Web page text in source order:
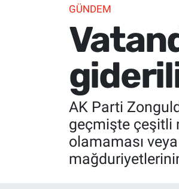
GÜNDEM
AK Parti
geçmişte çeşitli
olamaması